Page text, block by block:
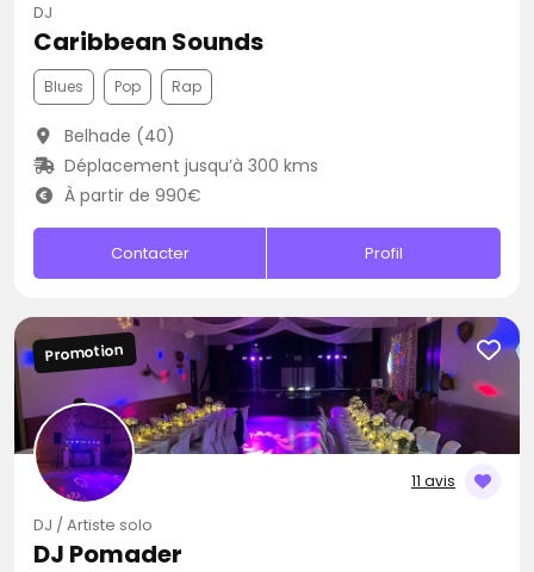
DJ
Caribbean Sounds
Blues Pop Rap
Belhade (40)
Déplacement jusqu’à 300 kms
À partir de 990€
Contacter Profil
11 avis
Promotion
DJ / Artiste solo
DJ Pomader